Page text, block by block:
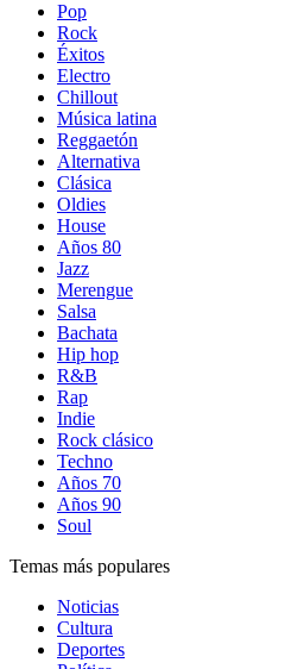
Pop
Rock
Éxitos
Electro
Chillout
Música latina
Reggaetón
Alternativa
Clásica
Oldies
House
Años 80
Jazz
Merengue
Salsa
Bachata
Hip hop
R&B
Rap
Indie
Rock clásico
Techno
Años 70
Años 90
Soul
Temas más populares
Noticias
Cultura
Deportes